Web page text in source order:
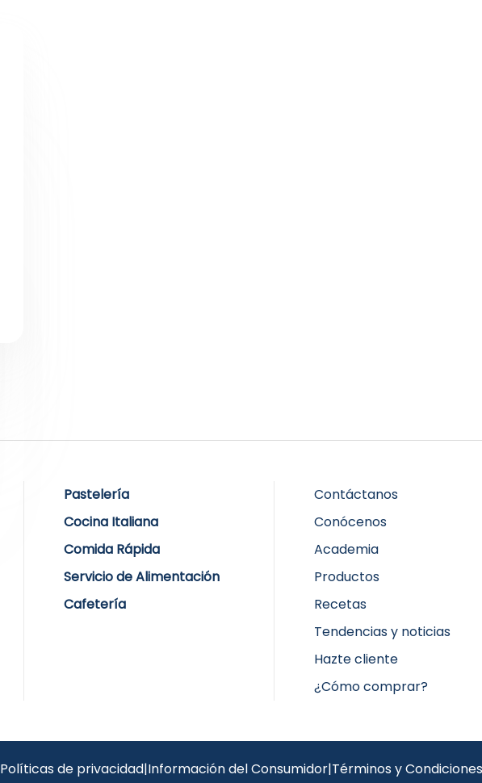
Pastelería
Cocina Italiana
Comida Rápida
Servicio de Alimentación
Cafetería
Contáctanos
Conócenos
Academia
Productos
Recetas
Tendencias y noticias
Hazte cliente
¿Cómo comprar?
Políticas de privacidad|Información del Consumidor|Términos y Condiciones